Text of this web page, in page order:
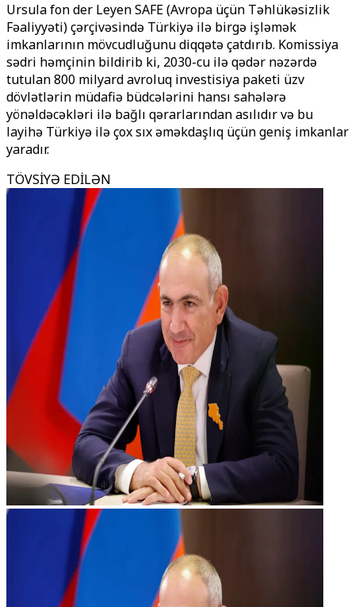
Ursula fon der Leyen SAFE (Avropa üçün Təhlükəsizlik
Fəaliyyəti) çərçivəsində Türkiyə ilə birgə işləmək
imkanlarının mövcudluğunu diqqətə çatdırıb. Komissiya
sədri həmçinin bildirib ki, 2030-cu ilə qədər nəzərdə
tutulan 800 milyard avroluq investisiya paketi üzv
dövlətlərin müdafiə büdcələrini hansı sahələrə
yönəldəcəkləri ilə bağlı qərarlarından asılıdır və bu
layihə Türkiyə ilə çox sıx əməkdaşlıq üçün geniş imkanlar
yaradır.
TÖVSİYƏ EDİLƏN